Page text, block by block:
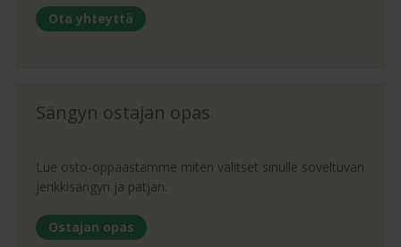
Ota yhteyttä
Sängyn ostajan opas
Lue osto-oppaastamme miten valitset sinulle soveltuvan
jenkkisängyn ja patjan.
Ostajan opas